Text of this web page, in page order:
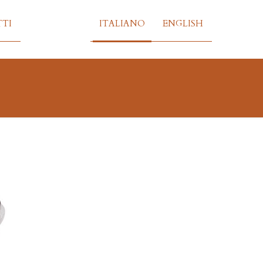
ITALIANO ENGLISH